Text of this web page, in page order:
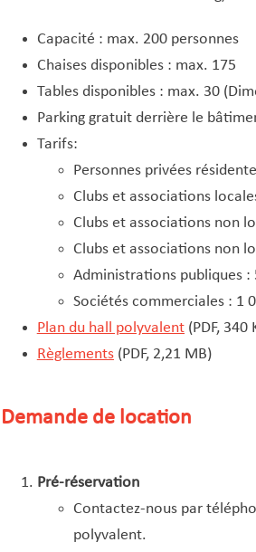
Capacité : max. 200 personnes
Chaises disponibles : max. 175
Tables disponibles : max. 30
Parking gratuit derrière le
Tarifs:
Personnes privées
Clubs et associations
Clubs et associations non
Clubs et associations non
Administrations publiques :
Sociétés commerciales : 1
Plan du hall polyvalent(PDF, 340
Règlements(PDF, 2,21 MB)
Demande de location
Pré-réservation
Contactez-nous par
polyvalent.